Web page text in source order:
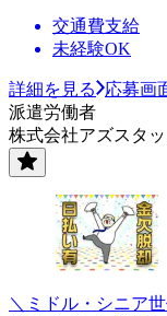
交通費支給
未経験OK
詳細を見る
応募画
派遣労働者
株式会社アズスタッ
＼ミドル・シニア